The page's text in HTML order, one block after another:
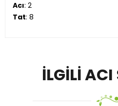
Acı: 2
Tat: 8
İLGILI ACI